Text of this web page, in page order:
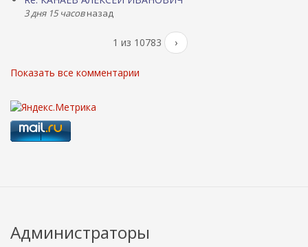
3 дня 15 часовназад
1 из 10783 ›
Показать все комментарии
Администраторы